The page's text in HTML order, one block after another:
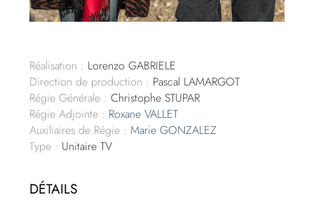
Réalisation : Lorenzo GABRIELE
Direction de production : Pascal LAMARGOT
Régie Générale : Christophe STUPAR
Régie Adjointe : Roxane VALLET
Auxiliaires de Régie : Marie GONZALEZ
Type : Unitaire TV
DÉTAILS